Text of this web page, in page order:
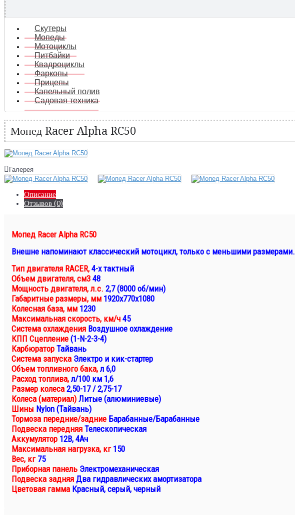
Скутеры
Мопеды
Мотоциклы
Питбайки
Квадроциклы
Фаркопы
Прицепы
Капельный полив
Садовая техника
Мопед Racer Alpha RC50
Галерея
Описание
Отзывов (0)
Мопед Racer Alpha RC50
Внешне напоминают классический мотоцикл, только с меньшими размерами.
Тип двигателя RACER, 4-х тактный
Объем двигателя, см3 48
Мощность двигателя, л.с. 2,7 (8000 об/мин)
Габаритные размеры, мм 1920х770х1080
Колесная база, мм 1230
Максимальная скорость, км/ч 45
Система охлаждения Воздушное охлаждение
КПП Сцепление (1-N-2-3-4)
Карбюратор Тайвань
Система запуска Электро и кик-стартер
Объем топливного бака, л 6,0
Расход топлива, л/100 км 1,6
Размер колеса 2,50-17 / 2,75-17
Колеса (материал) Литые (алюминиевые)
Шины Nylon (Тайвань)
Тормоза передние/задние Барабанные/Барабанные
Подвеска передняя Телескопическая
Аккумулятор 12В, 4Ач
Максимальная нагрузка, кг 150
Вес, кг 75
Приборная панель Электромеханическая
Подвеска задняя Два гидравлических амортизатора
Цветовая гамма Красный, серый, черный